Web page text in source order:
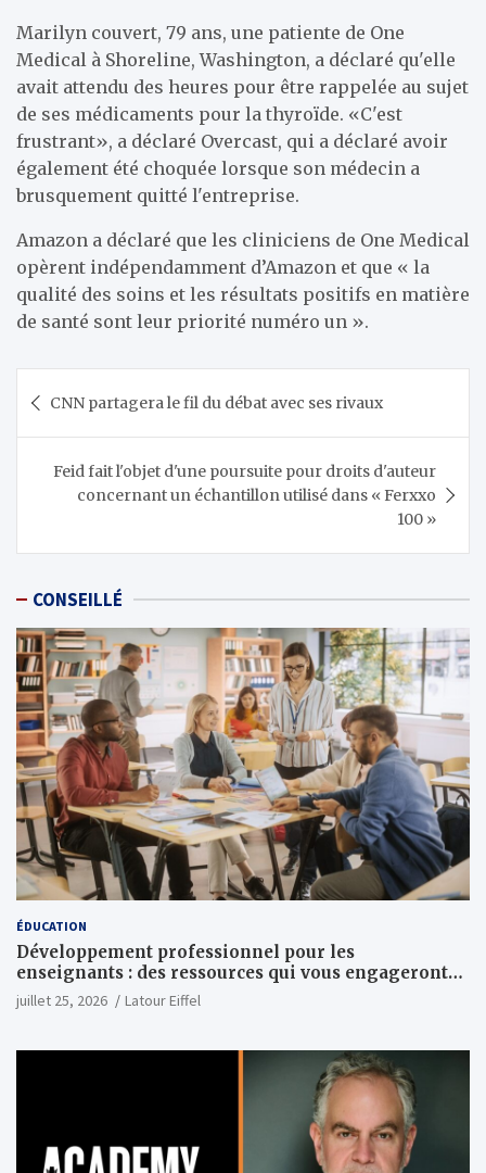
Marilyn couvert, 79 ans, une patiente de One
Medical à Shoreline, Washington, a déclaré qu'elle
avait attendu des heures pour être rappelée au sujet
de ses médicaments pour la thyroïde. «C'est
frustrant», a déclaré Overcast, qui a déclaré avoir
également été choquée lorsque son médecin a
brusquement quitté l'entreprise.
Amazon a déclaré que les cliniciens de One Medical
opèrent indépendamment d’Amazon et que « la
qualité des soins et les résultats positifs en matière
de santé sont leur priorité numéro un ».
de CNN partagera le fil du débat avec ses rivaux
Feid fait l'objet d'une poursuite pour droits d'auteur
concernant un échantillon utilisé dans « Ferxxo
100 »
CONSEILLÉ
ÉDUCATION
Développement professionnel pour les
enseignants : des ressources qui vous engageront
vraiment
juillet 25, 2026 Latour Eiffel